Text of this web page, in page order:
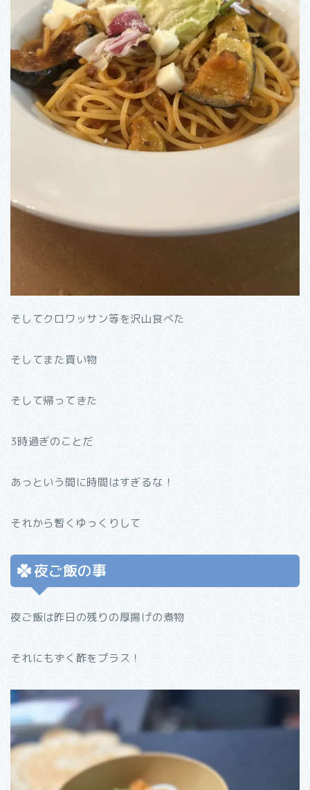
そしてクロワッサン等を沢山食べた
そしてまた買い物
そして帰ってきた
3時過ぎのことだ
あっという間に時間はすぎるな！
それから暫くゆっくりして
夜ご飯の事
夜ご飯は昨日の残りの厚揚げの煮物
それにもずく酢をプラス！